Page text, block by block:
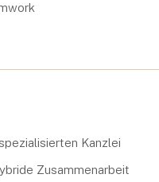
Kanzlei
Zusammenarbeit